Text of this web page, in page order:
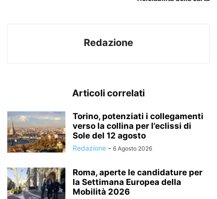
Redazione
Articoli correlati
Torino, potenziati i collegamenti
verso la collina per l’eclissi di
Sole del 12 agosto
Redazione - 6 Agosto 2026
Roma, aperte le candidature per
la Settimana Europea della
Mobilità 2026